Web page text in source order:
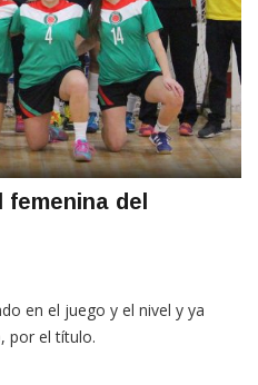
femenina del
en el juego y el nivel y ya
por el título.